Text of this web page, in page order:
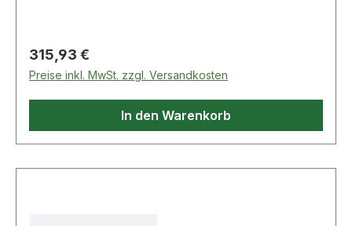
Regulärer Preis:
315,93 €
Preise inkl. MwSt. zzgl. Versandkosten
In den Warenkorb